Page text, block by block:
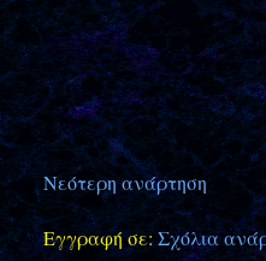
Νεότερη ανάρτηση
Εγγραφή σε:Σχόλια